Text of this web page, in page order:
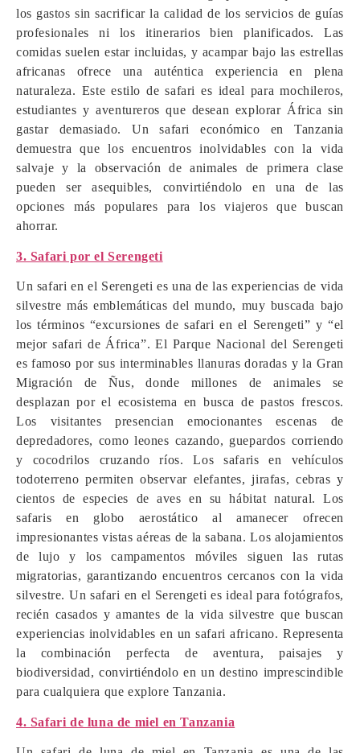
los gastos sin sacrificar la calidad de los servicios de guías
profesionales ni los itinerarios bien planificados. Las
comidas suelen estar incluidas, y acampar bajo las estrellas
africanas ofrece una auténtica experiencia en plena
naturaleza. Este estilo de safari es ideal para mochileros,
estudiantes y aventureros que desean explorar África sin
gastar demasiado. Un safari económico en Tanzania
demuestra que los encuentros inolvidables con la vida
salvaje y la observación de animales de primera clase
pueden ser asequibles, convirtiéndolo en una de las
opciones más populares para los viajeros que buscan
ahorrar.
3. Safari por el Serengeti
Un safari en el Serengeti es una de las experiencias de vida
silvestre más emblemáticas del mundo, muy buscada bajo
los términos “excursiones de safari en el Serengeti” y “el
mejor safari de África”. El Parque Nacional del Serengeti
es famoso por sus interminables llanuras doradas y la Gran
Migración de Ñus, donde millones de animales se
desplazan por el ecosistema en busca de pastos frescos.
Los visitantes presencian emocionantes escenas de
depredadores, como leones cazando, guepardos corriendo
y cocodrilos cruzando ríos. Los safaris en vehículos
todoterreno permiten observar elefantes, jirafas, cebras y
cientos de especies de aves en su hábitat natural. Los
safaris en globo aerostático al amanecer ofrecen
impresionantes vistas aéreas de la sabana. Los alojamientos
de lujo y los campamentos móviles siguen las rutas
migratorias, garantizando encuentros cercanos con la vida
silvestre. Un safari en el Serengeti es ideal para fotógrafos,
recién casados y amantes de la vida silvestre que buscan
experiencias inolvidables en un safari africano. Representa
la combinación perfecta de aventura, paisajes y
biodiversidad, convirtiéndolo en un destino imprescindible
para cualquiera que explore Tanzania.
4. Safari de luna de miel en Tanzania